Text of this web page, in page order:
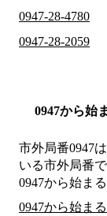
0947-28-4780
0947-28-2059
0947から始
市外局番0947は
いる市外局番で
0947から始ま
0947から始ま